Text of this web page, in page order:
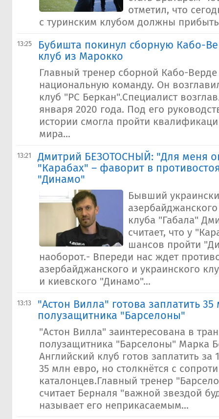
отметил, что
с туринским клубом должны прибыть
13:25
Бубишта покинул сборную Кабо-
клуб из Марокко
Главный тренер сборной Кабо-
национальную команду. Он
клуб "РС Беркан".Специалист
января 2020 года. Под его
истории смогла пройти
мира...
13:21
Дмитрий БЕЗОТОСНЫЙ: "Для меня
"Карабах" – фаворит в
"Динамо"
Бывший
клуба "Габала"
считает, что у
шансов пройти
наоборот.- Впереди нас ждет
азербайджанского и украинского
и киевского "Динамо"...
13:13
"Астон Вилла" готова заплатить
полузащитника "Барселоны"
"Астон Вилла" заинтересована в
полузащитника "Барселоны" Марка
Английский клуб готов заплатить за
35 млн евро, но столкнётся с
каталонцев.Главный тренер
считает Берналя "важной звездой
называет его неприкасаемым...